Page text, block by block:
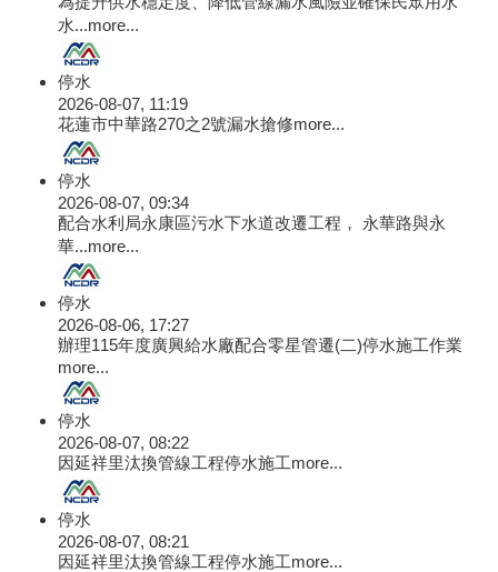
水...more...
停水
2026-08-07, 11:19
花蓮市中華路270之2號漏水搶修more...
停水
2026-08-07, 09:34
配合水利局永康區污水下水道改遷工程， 永華路與永
華...more...
停水
2026-08-06, 17:27
辦理115年度廣興給水廠配合零星管遷(二)停水施工作業
more...
停水
2026-08-07, 08:22
因延祥里汰換管線工程停水施工more...
停水
2026-08-07, 08:21
因延祥里汰換管線工程停水施工more...